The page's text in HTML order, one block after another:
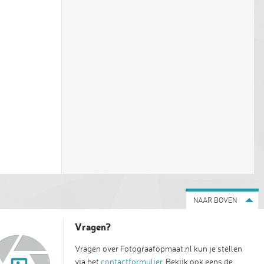
NAAR BOVEN
Vragen?
Vragen over Fotograafopmaat.nl kun je stellen
via hetcontactformulier. Bekijk ook eens de